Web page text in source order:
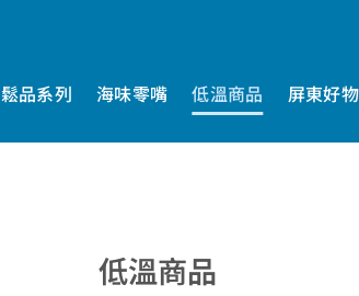
鬆品系列 海味零嘴 低溫商品 屏東好物
低溫商品